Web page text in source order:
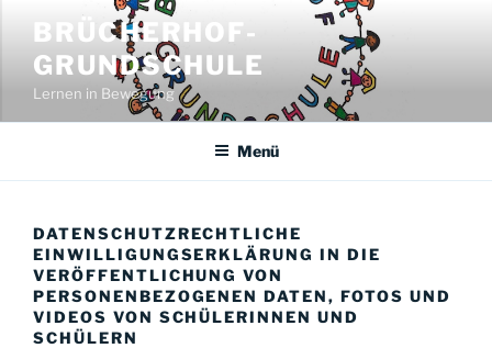
Inhalt
springen
BRÜCHERHOF-
GRUNDSCHULE
Lernen in Bewegung
Menü
DATENSCHUTZRECHTLICHE
EINWILLIGUNGSERKLÄRUNG IN DIE
VERÖFFENTLICHUNG VON
PERSONENBEZOGENEN DATEN, FOTOS UND
VIDEOS VON SCHÜLERINNEN UND
SCHÜLERN